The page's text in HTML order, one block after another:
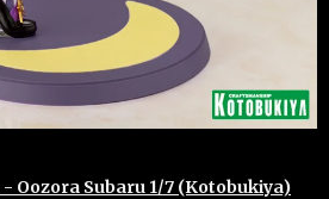
Oozora Subaru 1/7 (Kotobukiya)